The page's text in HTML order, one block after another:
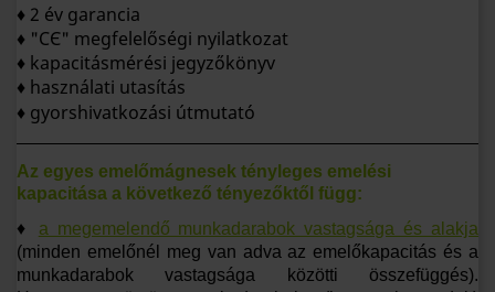
♦ 2 év garancia
♦ "CЄ" megfelelőségi nyilatkozat
♦ kapacitásmérési jegyzőkönyv
♦ használati utasítás
♦ gyorshivatkozási útmutató
Az egyes emelőmágnesek tényleges emelési
kapacitása a következő tényezőktől függ:
♦ a megemelendő munkadarabok vastagsága és alakja
(minden emelőnél meg van adva az emelőkapacitás és a
munkadarabok vastagsága közötti összefüggés).